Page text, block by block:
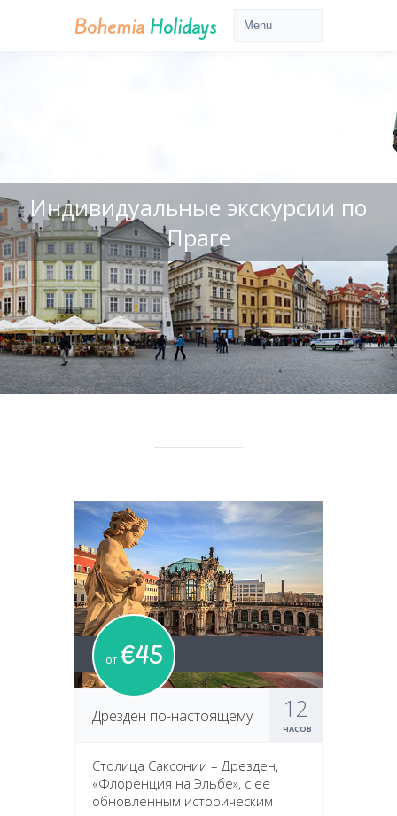
Bohemia Holidays
Индивидуальные экскурсии по
Праге
от €45
12
ЧАСОВ
Дрезден по-настоящему
Столица Саксонии – Дрезден,
«Флоренция на Эльбе», с ее
обновленным историческим